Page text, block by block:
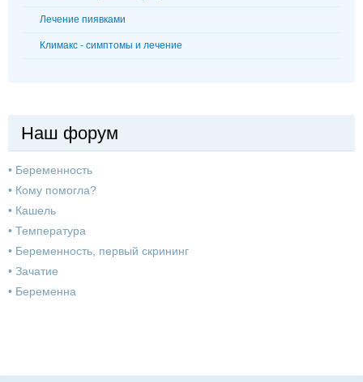
Лечение пиявками
Климакс - симптомы и лечение
Наш форум
• Беременность
• Кому помогла?
• Кашель
• Температура
• Беременность, первый скрининг
• Зачатие
• Беременна